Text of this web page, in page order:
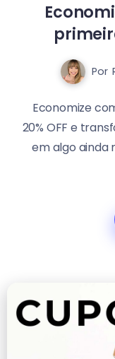
Por
Economize
20% OFF e
em algo ainda